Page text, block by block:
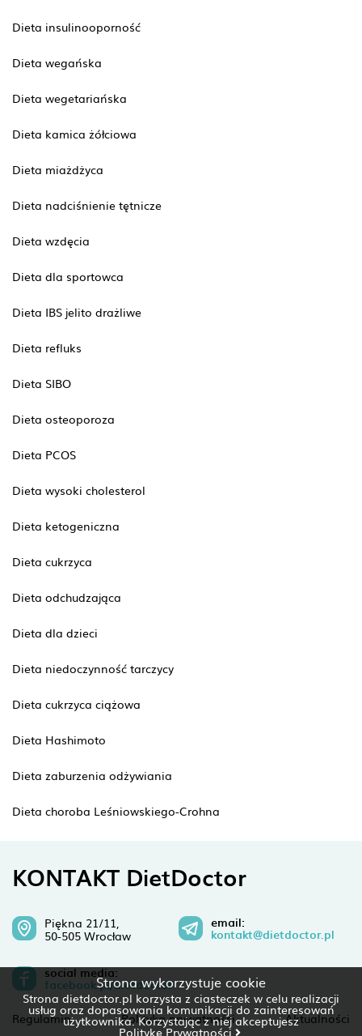
Strona wykorzystuje cookie
Strona dietdoctor.pl korzysta z ciasteczek w celu realizacji
usług oraz dopasowania komunikacji do zainteresowań
użytkownika. Korzystając z niej akceptujesz
Politykę Prywatności
Dieta insulinooporność
Dieta wegańska
Dieta wegetariańska
Dieta kamica żółciowa
Dieta miażdżyca
Dieta nadciśnienie tętnicze
Dieta wzdęcia
Dieta dla sportowca
Dieta IBS jelito drażliwe
Dieta refluks
Dieta SIBO
Dieta osteoporoza
Dieta PCOS
Dieta wysoki cholesterol
Dieta ketogeniczna
Dieta cukrzyca
Dieta odchudzająca
Dieta dla dzieci
Dieta niedoczynność tarczycy
Dieta cukrzyca ciążowa
Dieta Hashimoto
Dieta zaburzenia odżywiania
Dieta choroba Leśniowskiego-Crohna
KONTAKT DietDoctor
Piękna 21/11,
50-505 Wrocław
email:
kontakt@dietdoctor.pl
social media:
facebook.pl/dietdoctor
Regulamin Polityka prywatności Aktualności